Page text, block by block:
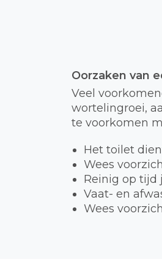
Oorzaken van
Veel
wortelingroei,
te voorkomen
Het toilet
Wees
Reinig op tijd
Vaat- en
Wees